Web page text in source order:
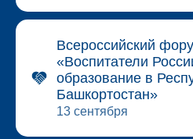
Всероссийский
«Воспитатели
образование в
Башкортостан»
13 сентября